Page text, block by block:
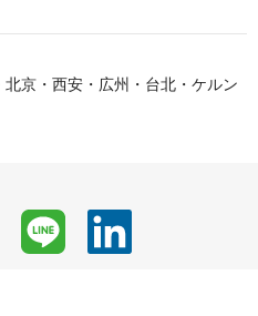
京・西安・広州・台北・ケルン